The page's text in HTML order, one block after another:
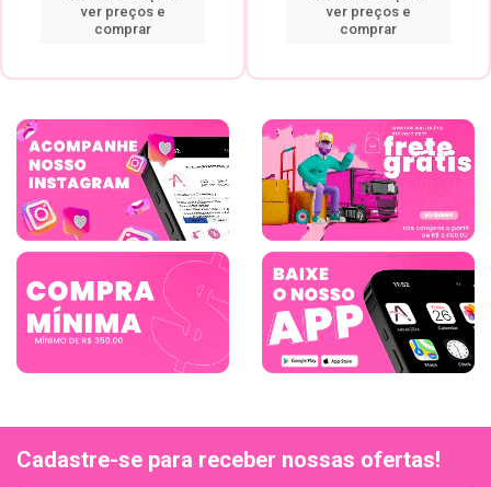
ver preços e
comprar
ver preços e
comprar
Cadastre-se para receber nossas ofertas!